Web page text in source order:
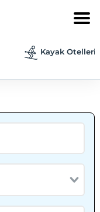
Kayak Otelleri